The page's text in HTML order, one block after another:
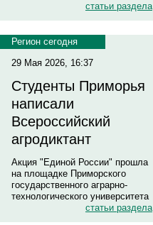
статьи раздела
Регион сегодня
29 Мая 2026, 16:37
Студенты Приморья
написали
Всероссийский
агродиктант
Акция "Единой России" прошла
на площадке Приморского
государственного аграрно-
технологического университета
статьи раздела